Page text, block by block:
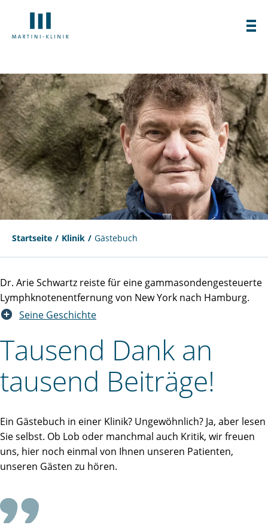
Startseite Klinik Gästebuch
Dr. Arie Schwartz reiste für eine gammasondengesteuerte
Lymphknotenentfernung von New York nach Hamburg.
Seine Geschichte
Tausend Dank an
tausend Beiträge!
Ein Gästebuch in einer Klinik? Ungewöhnlich? Ja, aber lesen
Sie selbst. Ob Lob oder manchmal auch Kritik, wir freuen
uns, hier noch einmal von Ihnen unseren Patienten,
unseren Gästen zu hören.